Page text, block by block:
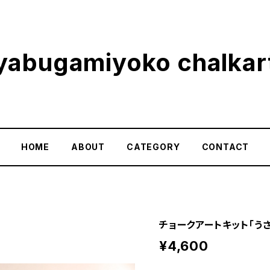
HOME ABOUT CATEGORY CONTACT
チョークアートキット「う
¥4,600